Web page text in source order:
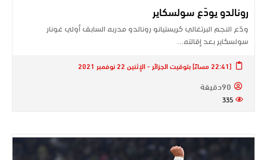
رونالدو يودّع سولسكاير
ودّع النجم البرتغالي كريستيانو ​رونالدو​ مدربه السابق أولي غونار ​
سولسكاير​ بعد إقالته…
[22:41 مساءً] بتوقيت الجزائر - الإثنين 22 نوفمبر 2021
90دقيقة
335